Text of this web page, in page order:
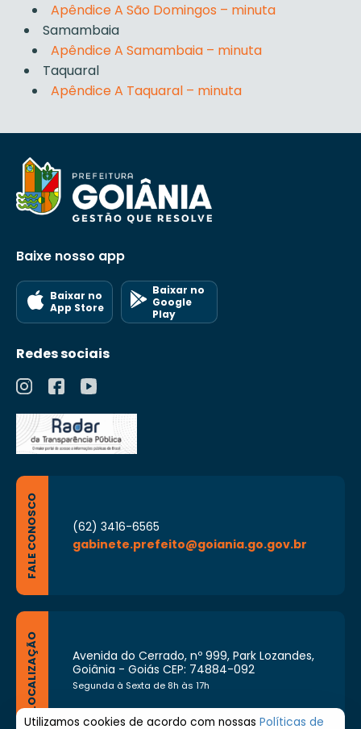
Apêndice A São Domingos – minuta
Samambaia
Apêndice A Samambaia – minuta
Taquaral
Apêndice A Taquaral – minuta
Baixe nosso app
Baixar no
App Store
Baixar no
Google
Play
Redes sociais
FALE CONOSCO
(62) 3416-6565
gabinete.prefeito@goiania.go.gov.br
LOCALIZAÇÃO
Avenida do Cerrado, nº 999, Park Lozandes,
Goiânia - Goiás CEP: 74884-092
Segunda à Sexta de 8h às 17h
Utilizamos cookies de acordo com nossas Políticas de